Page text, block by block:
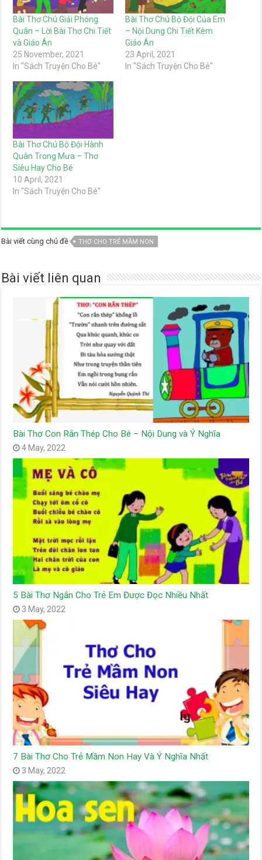
Bài Thơ Chú Giải Phóng
Quân – Lời Bài Thơ Chi Tiết
và Giáo Án
25 November, 2021
In "Sách Truyện Cho Bé"
Bài Thơ Chú Bộ Đội Của Em
– Nội Dung Chi Tiết Kèm
Giáo Án
23 April, 2021
In "Sách Truyện Cho Bé"
Bài Thơ Chú Bộ Đội Hành
Quân Trong Mưa – Thơ
Siêu Hay Cho Bé
10 April, 2021
In "Sách Truyện Cho Bé"
Bài viết cùng chủ đề THƠ CHO TRẺ MẦM NON
Bài viết liên quan
Bài Thơ Con Rắn Thép Cho Bé – Nội Dung và Ý Nghĩa
4 May, 2022
5 Bài Thơ Ngắn Cho Trẻ Em Được Đọc Nhiều Nhất
3 May, 2022
7 Bài Thơ Cho Trẻ Mầm Non Hay Và Ý Nghĩa Nhất
3 May, 2022